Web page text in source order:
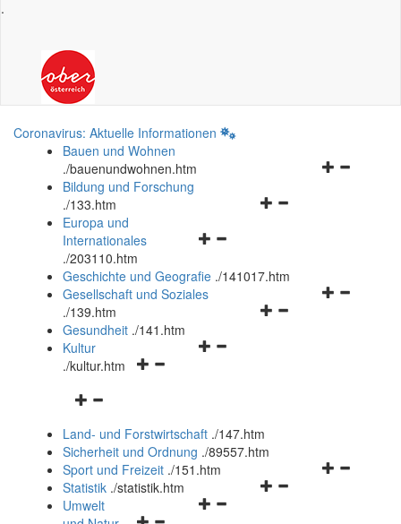
.
Coronavirus: Aktuelle Informationen
Bauen und Wohnen
./bauenundwohnen.htm
Navigationsmenü
Bildung und Forschung
./133.htm
Navigationsmenü
und
schließen
Europa und
Internationales
./203110.htm
Geschichte und Geografie ./141017.htm
Navigationsmenü
Gesellschaft und Soziales
./139.htm
Navigationsmenü
Gesundheit ./141.htm
Navigationsmenü
Kultur
./kultur.htm
Navigationsmenü
und
schließen
Land- und Forstwirtschaft ./147.htm
Sicherheit und Ordnung ./89557.htm
Navigationsmenü
Sport und Freizeit ./151.htm
Navigationsmenü
Statistik ./statistik.htm
Navigationsmenü
Umwelt